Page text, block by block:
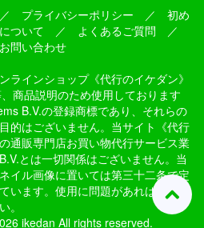
プライバシーポリシー ／ 初め
ついて ／ よくあるご質問 ／
お問い合わせ
ラインショップ《代行のイケダン》
商品説明のため使用しております
B.V.の登録商標であり、それらの
的はございません。当サイト《代行
通販専門店お買い物代行サービス業
とは一切関係はございません。当
イル画像に置いては第三十二条で定
います。使用に問題があれば『お問
。
ikedan All rights reserved.